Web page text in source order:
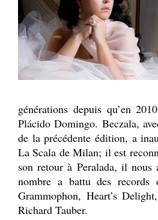
générations depuis qu’en
Plácido Domingo. Beczala,
de la précédente édition, a
La Scala de Milan; il est
son retour à Peralada, il nous
nombre a battu des records
Grammophon, Heart’s
Richard Tauber.